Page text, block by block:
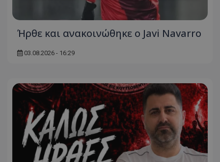
Ήρθε και ανακοινώθηκε ο Javi Navarro
03.08.2026 - 16:29